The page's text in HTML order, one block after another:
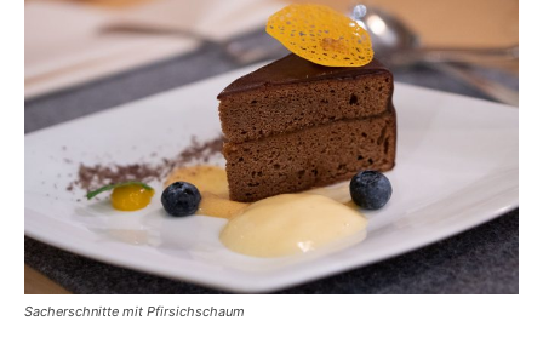
Sacherschnitte mit Pfirsichschaum